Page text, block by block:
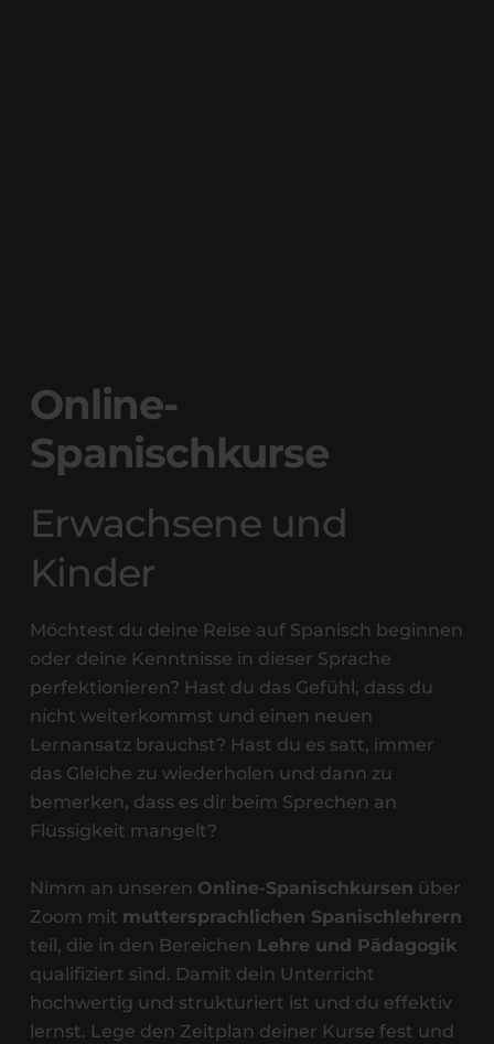
Online-
Spanischkurse
Erwachsene und
Kinder
Möchtest du deine Reise auf Spanisch beginnen
oder deine Kenntnisse in dieser Sprache
perfektionieren? Hast du das Gefühl, dass du
nicht weiterkommst und einen neuen
Lernansatz brauchst? Hast du es satt, immer
das Gleiche zu wiederholen und dann zu
bemerken, dass es dir beim Sprechen an
Flüssigkeit mangelt?
Nimm an unseren Online-Spanischkursen über
Zoom mit muttersprachlichen Spanischlehrern
teil, die in den Bereichen Lehre und Pädagogik
qualifiziert sind. Damit dein Unterricht
hochwertig und strukturiert ist und du effektiv
lernst. Lege den Zeitplan deiner Kurse fest und